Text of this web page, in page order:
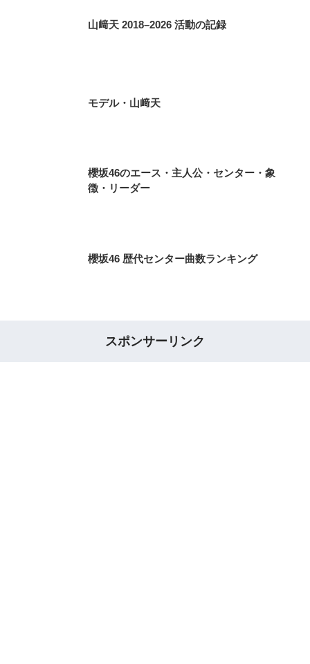
山﨑天 2018–2026 活動の記録
モデル・山﨑天
櫻坂46のエース・主人公・センター・象
徴・リーダー
櫻坂46 歴代センター曲数ランキング
スポンサーリンク